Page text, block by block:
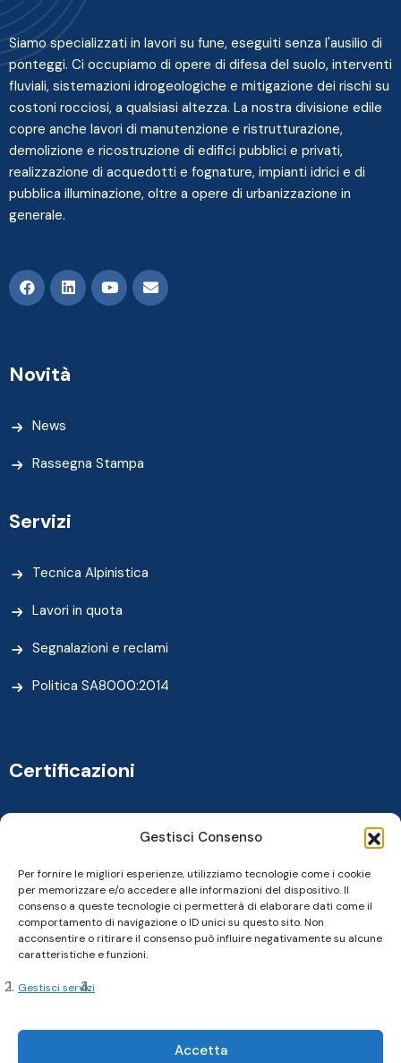
Gestisci Consenso
Per fornire le migliori esperienze, utilizziamo tecnologie come i cookie
per memorizzare e/o accedere alle informazioni del dispositivo. Il
consenso a queste tecnologie ci permetterà di elaborare dati come il
comportamento di navigazione o ID unici su questo sito. Non
acconsentire o ritirare il consenso può influire negativamente su alcune
caratteristiche e funzioni.
Gestisci servizi
Accetta
Siamo specializzati in lavori su fune, eseguiti senza l'ausilio di
ponteggi. Ci occupiamo di opere di difesa del suolo, interventi
fluviali, sistemazioni idrogeologiche e mitigazione dei rischi su
costoni rocciosi, a qualsiasi altezza. La nostra divisione edile
copre anche lavori di manutenzione e ristrutturazione,
demolizione e ricostruzione di edifici pubblici e privati,
realizzazione di acquedotti e fognature, impianti idrici e di
pubblica illuminazione, oltre a opere di urbanizzazione in
generale.
Novità
News
Rassegna Stampa
Servizi
Tecnica Alpinistica
Lavori in quota
Segnalazioni e reclami
Politica SA8000:2014
Certificazioni
Copyright 2024, Cardine srl. All Rights Reserved